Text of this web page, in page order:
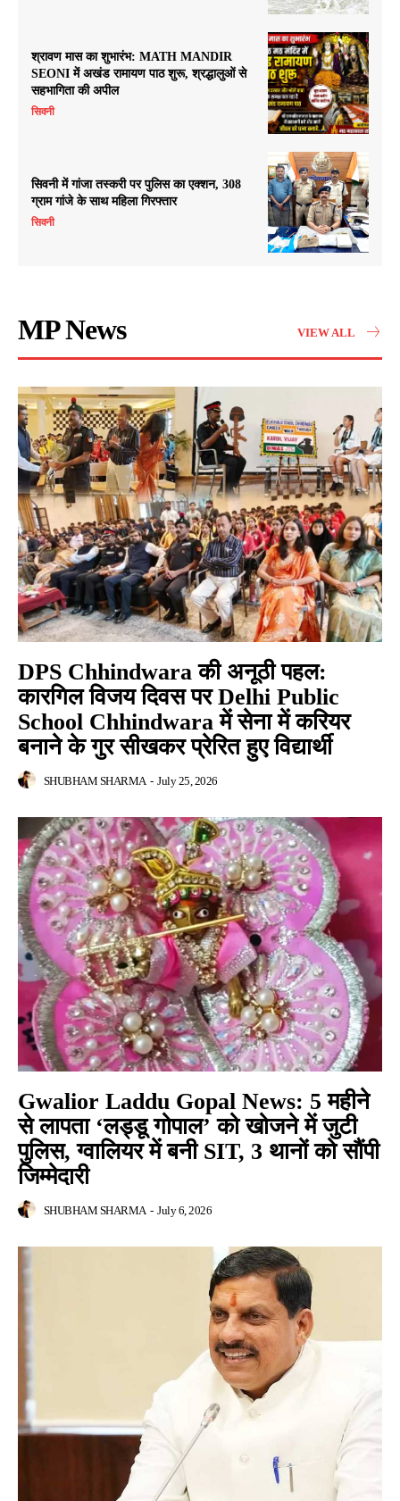
श्रावण मास का शुभारंभ: MATH MANDIR
SEONI में अखंड रामायण पाठ शुरू, श्रद्धालुओं से
सहभागिता की अपील
सिवनी
सिवनी में गांजा तस्करी पर पुलिस का एक्शन, 308
ग्राम गांजे के साथ महिला गिरफ्तार
सिवनी
MP News VIEW ALL
DPS Chhindwara की अनूठी पहल:
कारगिल विजय दिवस पर Delhi Public
School Chhindwara में सेना में करियर
बनाने के गुर सीखकर प्रेरित हुए विद्यार्थी
SHUBHAM SHARMA - July 25, 2026
Gwalior Laddu Gopal News: 5 महीने
से लापता ‘लड्डू गोपाल’ को खोजने में जुटी
पुलिस, ग्वालियर में बनी SIT, 3 थानों को सौंपी
जिम्मेदारी
SHUBHAM SHARMA - July 6, 2026